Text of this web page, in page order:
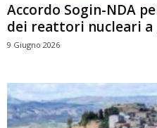
Accordo Sogin-NDA
dei reattori nucleari
9 Giugno 2026